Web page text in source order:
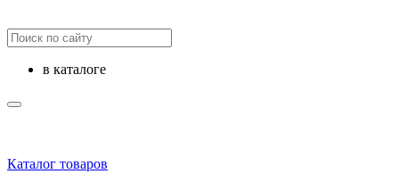
в каталоге
Каталог товаров